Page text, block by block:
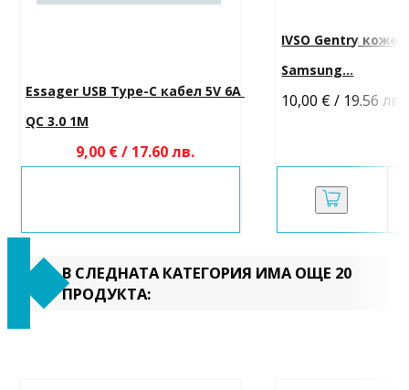
Essager USB Type-C кабел 5V 6A
QC 3.0 1M
9,00 € / 17.60 лв.
IVSO Gentry
Samsung...
10,00 € / 19.56 лв.
В СЛЕДНАТА КАТЕГОРИЯ ИМА ОЩЕ 20
ПРОДУКТА: